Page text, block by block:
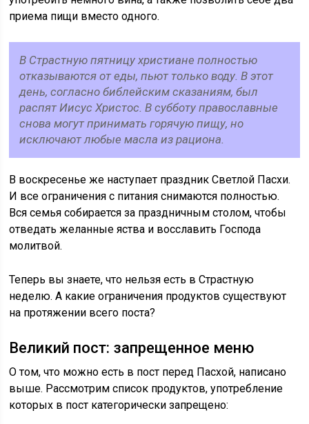
приема пищи вместо одного.
В Страстную пятницу христиане полностью
отказываются от еды, пьют только воду. В этот
день, согласно библейским сказаниям, был
распят Иисус Христос. В субботу православные
снова могут принимать горячую пищу, но
исключают любые масла из рациона.
В воскресенье же наступает праздник Светлой Пасхи.
И все ограничения с питания снимаются полностью.
Вся семья собирается за праздничным столом, чтобы
отведать желанные яства и восславить Господа
молитвой.
Теперь вы знаете, что нельзя есть в Страстную
неделю. А какие ограничения продуктов существуют
на протяжении всего поста?
Великий пост: запрещенное меню
О том, что можно есть в пост перед Пасхой, написано
выше. Рассмотрим список продуктов, употребление
которых в пост категорически запрещено: